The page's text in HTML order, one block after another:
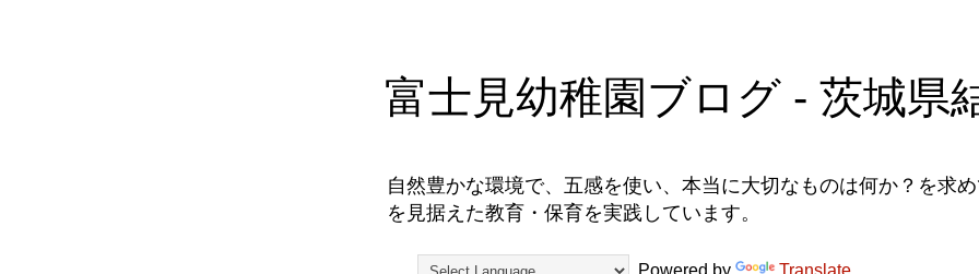
富士見幼稚園ブログ - 茨城県
自然豊かな環境で、五感を使い、本当に大切なものは何か？を求
を見据えた教育・保育を実践しています。
Powered by Translate